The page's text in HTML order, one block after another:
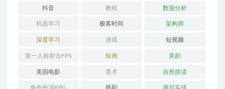
抖音 教程 数据分析
机器学习 极客时间 架构师
深度学习 游戏 短视频
第一人称射击FPS 绘画 美剧
美国电影 美术 自然拼读
角色扮演RPG 韩剧 项目实战